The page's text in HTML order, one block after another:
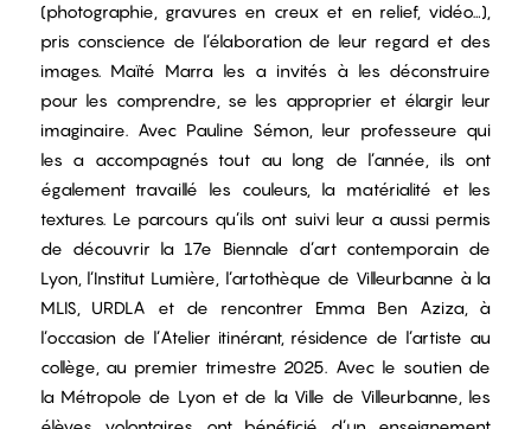
(photographie, gravures en creux et en relief, vidéo…),
pris conscience de l’élaboration de leur regard et des
images. Maïté Marra les a invités à les déconstruire
pour les comprendre, se les approprier et élargir leur
imaginaire. Avec Pauline Sémon, leur professeure qui
les a accompagnés tout au long de l’année, ils ont
également travaillé les couleurs, la matérialité et les
textures. Le parcours qu’ils ont suivi leur a aussi permis
de découvrir la 17e Biennale d’art contemporain de
Lyon, l’Institut Lumière, l’artothèque de Villeurbanne à la
MLIS, URDLA et de rencontrer Emma Ben Aziza, à
l’occasion de l’Atelier itinérant, résidence de l’artiste au
collège, au premier trimestre 2025. Avec le soutien de
la Métropole de Lyon et de la Ville de Villeurbanne, les